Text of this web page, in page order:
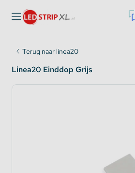
Terug naar linea20
Linea20 Einddop Grijs